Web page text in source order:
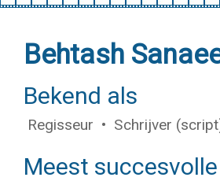
Behtash
Bekend als
Regisseur • Schrijver
Meest